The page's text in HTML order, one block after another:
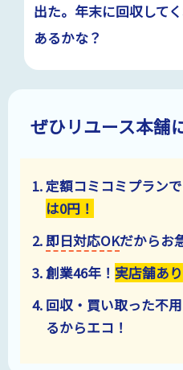
出た。年末に回収して
あるかな？
ぜひリユース本舗
定額コミコミプラン
は0円！
即日対応OKだからお
創業46年！ 実店舗あり
回収・買い取った不
るからエコ！